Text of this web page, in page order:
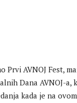
Prvi AVNOJ Fest,
Dana AVNOJ-a,
kada je na